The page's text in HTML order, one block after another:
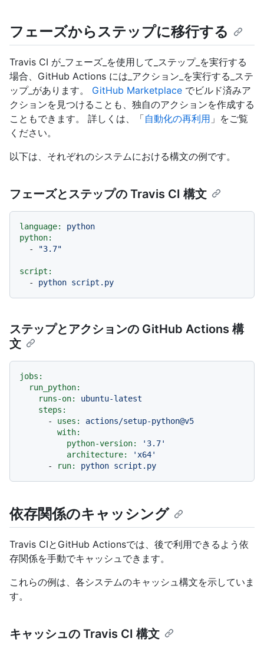
フェーズからステップに移行する
Travis CI が_フェーズ_を使用して_ステップ_を実行する
場合、GitHub Actions には_アクション_を実行する_ステ
ップ_があります。 GitHub Marketplace でビルド済みア
クションを見つけることも、独自のアクションを作成する
こともできます。 詳しくは、「自動化の再利用 」をご覧
ください。
以下は、それぞれのシステムにおける構文の例です。
フェーズとステップの Travis CI 構文
language:
python
python:
-
"3.7"
script:
-
python script.py
ステップとアクションの GitHub Actions 構
文
jobs:
run_python:
runs-on:
ubuntu-latest
steps:
-
uses:
actions/setup-python@v5
with:
python-version:
'3.7'
architecture:
'x64'
-
run: python script.py
依存関係のキャッシング
Travis CIとGitHub Actionsでは、後で利用できるよう依
存関係を手動でキャッシュできます。
これらの例は、各システムのキャッシュ構文を示していま
す。
キャッシュの Travis CI 構文